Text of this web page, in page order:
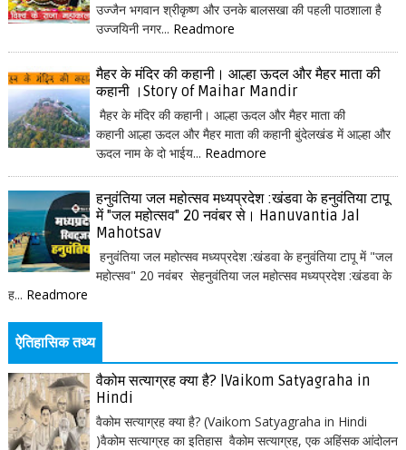
उज्जैन भगवान श्रीकृष्ण और उनके बालसखा की पहली पाठशाला है
उज्जयिनी नगर... Readmore
मैहर के मंदिर की कहानी। आल्हा ऊदल और मैहर माता की
कहानी ।Story of Maihar Mandir
मैहर के मंदिर की कहानी। आल्हा ऊदल और मैहर माता की
कहानी आल्हा ऊदल और मैहर माता की कहानी बुंदेलखंड में आल्हा और
ऊदल नाम के दो भाईय... Readmore
हनुवंतिया जल महोत्सव मध्यप्रदेश :खंडवा के हनुवंतिया टापू
में "जल महोत्सव" 20 नवंबर से। Hanuvantia Jal
Mahotsav
हनुवंतिया जल महोत्सव मध्यप्रदेश :खंडवा के हनुवंतिया टापू में "जल
महोत्सव" 20 नवंबर सेहनुवंतिया जल महोत्सव मध्यप्रदेश :खंडवा के
ह... Readmore
ऐतिहासिक तथ्य
वैकोम सत्याग्रह क्या है? |Vaikom Satyagraha in
Hindi
वैकोम सत्याग्रह क्या है? (Vaikom Satyagraha in Hindi
)वैकोम सत्याग्रह का इतिहास वैकोम सत्याग्रह, एक अहिंसक आंदोलन